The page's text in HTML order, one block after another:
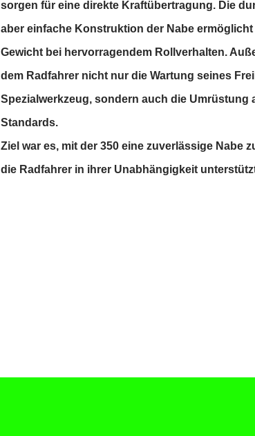
sorgen für eine direkte Kraftübertragung. Die
aber einfache Konstruktion der Nabe
Gewicht bei hervorragendem Rollverhalten.
dem Radfahrer nicht nur die Wartung seines
Spezialwerkzeug, sondern auch die Umrüstung
Standards.
Ziel war es, mit der 350 eine zuverlässige Nabe
die Radfahrer in ihrer Unabhängigkeit